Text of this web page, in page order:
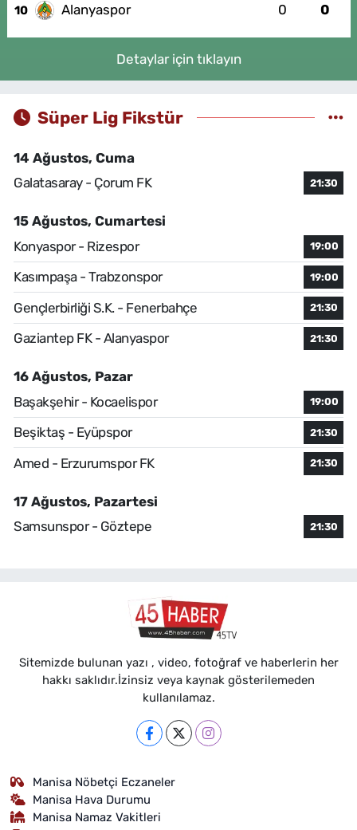
10 Alanyaspor 0 0
Detaylar için tıklayın
Süper Lig Fikstür
14 Ağustos, Cuma
Galatasaray - Çorum FK
21:30
15 Ağustos, Cumartesi
Konyaspor - Rizespor
19:00
Kasımpaşa - Trabzonspor 19:00
Gençlerbirliği S.K. - Fenerbahçe 21:30
Gaziantep FK - Alanyaspor 21:30
16 Ağustos, Pazar
Başakşehir - Kocaelispor
19:00
Beşiktaş - Eyüpspor 21:30
Amed - Erzurumspor FK 21:30
17 Ağustos, Pazartesi
Samsunspor - Göztepe
21:30
Sitemizde bulunan yazı , video, fotoğraf ve haberlerin her
hakkı saklıdır.İzinsiz veya kaynak gösterilemeden
kullanılamaz.
Manisa Nöbetçi Eczaneler
Manisa Hava Durumu
Manisa Namaz Vakitleri